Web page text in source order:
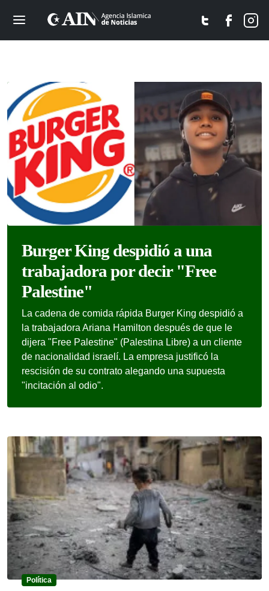
Burger King despidió a una
trabajadora por decir "Free
Palestine"
La cadena de comida rápida Burger King despidió a
la trabajadora Ariana Hamilton después de que le
dijera "Free Palestine" (Palestina Libre) a un cliente
de nacionalidad israelí. La empresa justificó la
rescisión de su contrato alegando una supuesta
"incitación al odio".
Política